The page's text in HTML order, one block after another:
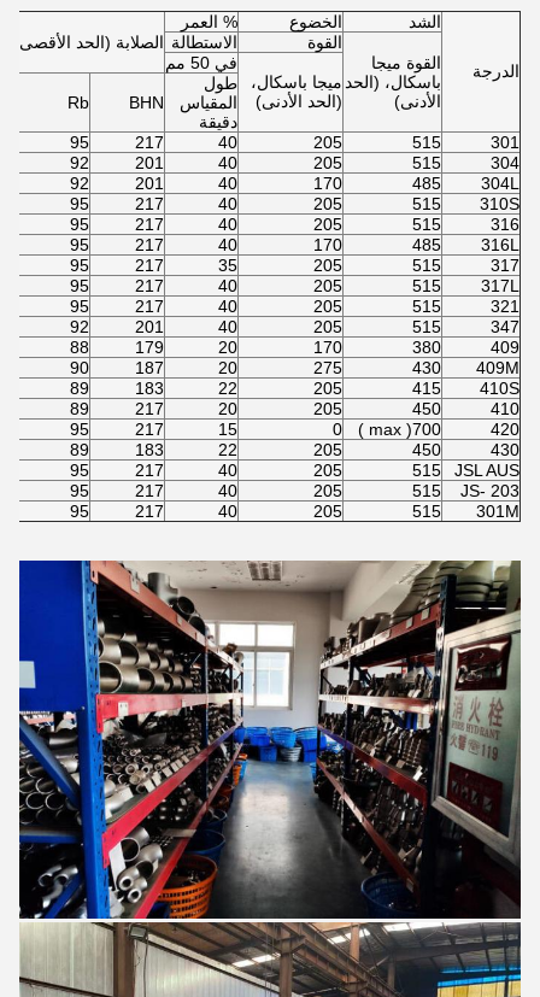
الدرجة
الشد الخضوع
% العمر
الصلابة (الحد الأقصى)
القوة ميجا
باسكال، (الحد
الأدنى)
القوة الاستطالة
ميجا باسكال،
(الحد الأدنى)
في 50 مم
طول
المقياس
دقيقة
BHN
Rb
301
515
205
40
217
95
304
515
205
40
201
92
304L
485
170
40
201
92
310S
515
205
40
217
95
316
515
205
40
217
95
316L
485
170
40
217
95
317
515
205
35
217
95
317L
515
205
40
217
95
321
515
205
40
217
95
347
515
205
40
201
92
409
380
170
20
179
88
409M
430
275
20
187
90
410S
415
205
22
183
89
410
450
205
20
217
89
420
700( max )
0
15
217
95
430
450
205
22
183
89
JSL AUS
515
205
40
217
95
JS- 203
515
205
40
217
95
301M
515
205
40
217
95